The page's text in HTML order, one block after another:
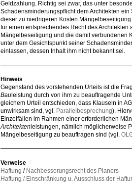
Geldzahlung. Richtig sei zwar, das unter
Schadensminderungspflicht dem Architekten
dieser zu niedrigeren Kosten
für einen entsprechendes Recht des
Mängelbeseitigung und die damit verbundenen
unter dem Gesichtspunkt seiner
einlassen, dessen Inhalt ihm nicht bekannt sei.
Hinweis
Gegenstand des vorstehenden Urteils ist die
Bau leistung durch von ihm zu beauftragende
gleichem Urteil entschieden, dass Klauseln in
unwirksam sind, vgl. Parallelbesprechung).
Einzelfällen im Rahmen einer erforderlichen
Architekten leistungen, nämlich möglicherweise
Mängelbeseitigung zu beauftragen sind (vgl.
Verweise
Haftung / Nachbesserungsrecht des Planers
Haftung / Einschränkung u. Ausschluss der